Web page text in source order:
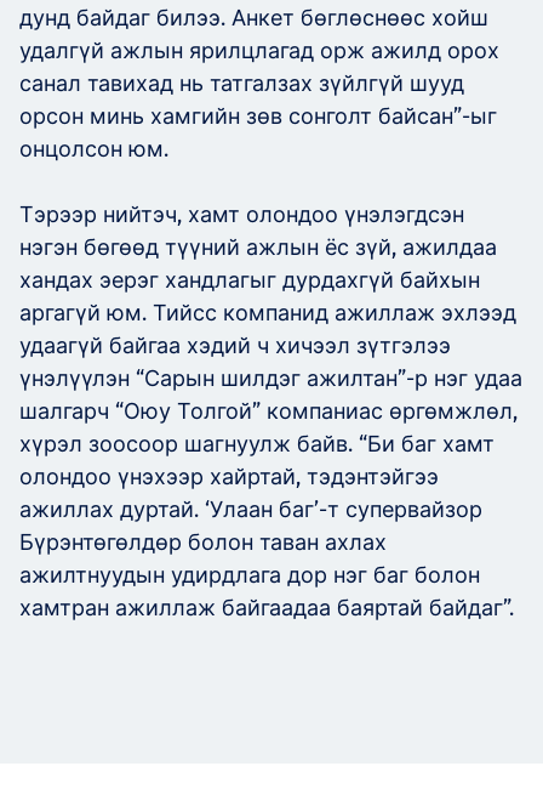
дунд байдаг билээ. Анкет бөглөснөөс хойш
удалгүй ажлын ярилцлагад орж ажилд орох
санал тавихад нь татгалзах зүйлгүй шууд
орсон минь хамгийн зөв сонголт байсан”-ыг
онцолсон юм.
Тэрээр нийтэч, хамт олондоо үнэлэгдсэн
нэгэн бөгөөд түүний ажлын ёс зүй, ажилдаа
хандах эерэг хандлагыг дурдахгүй байхын
аргагүй юм. Тийсс компанид ажиллаж эхлээд
удаагүй байгаа хэдий ч хичээл зүтгэлээ
үнэлүүлэн “Сарын шилдэг ажилтан”-р нэг удаа
шалгарч “Оюу Толгой” компаниас өргөмжлөл,
хүрэл зоосоор шагнуулж байв. “Би баг хамт
олондоо үнэхээр хайртай, тэдэнтэйгээ
ажиллах дуртай. ‘Улаан баг’-т супервайзор
Бүрэнтөгөлдөр болон таван ахлах
ажилтнуудын удирдлага дор нэг баг болон
хамтран ажиллаж байгаадаа баяртай байдаг”.